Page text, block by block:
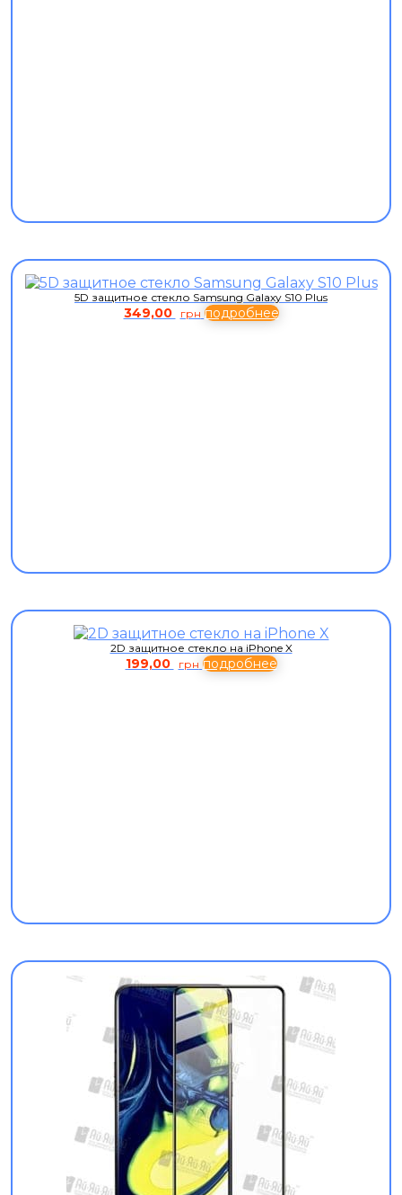
5D защитное стекло Samsung Galaxy S10 Plus
349,00 грн подробнее
2D защитное стекло на iPhone X
199,00 грн подробнее